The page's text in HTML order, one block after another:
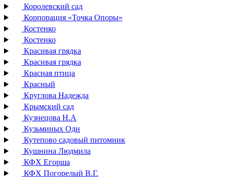
Королевский сад
Корпорация «Точка Опоры»
Костенко
Костенко
Красивая грядка
Красивая грядка
Красная птица
Красный
Круглова Надежда
Крымский сад
Кузнецова Н.А
Кузьминых Одн
Кутепово садовый питомник
Кушнина Людмила
КФХ Егорша
КФХ Погорелый В.Г.